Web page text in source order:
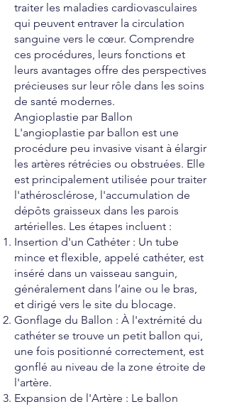
traiter les maladies cardiovasculaires
qui peuvent entraver la circulation
sanguine vers le cœur. Comprendre
ces procédures, leurs fonctions et
leurs avantages offre des perspectives
précieuses sur leur rôle dans les soins
de santé modernes.
Angioplastie par Ballon
L'angioplastie par ballon est une
procédure peu invasive visant à élargir
les artères rétrécies ou obstruées. Elle
est principalement utilisée pour traiter
l'athérosclérose, l'accumulation de
dépôts graisseux dans les parois
artérielles. Les étapes incluent :
Insertion d'un Cathéter : Un tube
mince et flexible, appelé cathéter, est
inséré dans un vaisseau sanguin,
généralement dans l’aine ou le bras,
et dirigé vers le site du blocage.
Gonflage du Ballon : À l'extrémité du
cathéter se trouve un petit ballon qui,
une fois positionné correctement, est
gonflé au niveau de la zone étroite de
l'artère.
Expansion de l'Artère : Le ballon